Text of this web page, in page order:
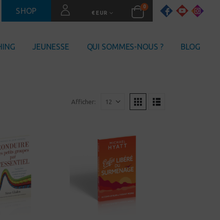
SHOP € EUR
0
JEUNESSE QUI SOMMES-NOUS ? BLOG
Afficher: